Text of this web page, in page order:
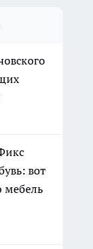
вот
мебель